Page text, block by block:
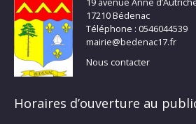
17210 Bédenac
Téléphone : 0546044539
mairie@bedenac17.fr
Nous contacter
Horaires d’ouverture au